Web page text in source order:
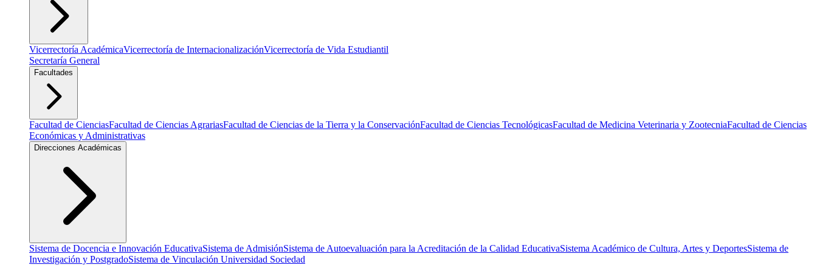
Vicerrectoría AcadémicaVicerrectoría de InternacionalizaciónVicerrectoría de Vida Estudiantil
Secretaría General
Facultades
Facultad de CienciasFacultad de Ciencias AgrariasFacultad de Ciencias de la Tierra y la ConservaciónFacultad de Ciencias TecnológicasFacultad de Medicina Veterinaria y ZootecniaFacultad de Ciencias
Económicas y Administrativas
Direcciones Académicas
Sistema de Docencia e Innovación EducativaSistema de AdmisiónSistema de Autoevaluación para la Acreditación de la Calidad EducativaSistema Académico de Cultura, Artes y DeportesSistema de
Investigación y PostgradoSistema de Vinculación Universidad Sociedad